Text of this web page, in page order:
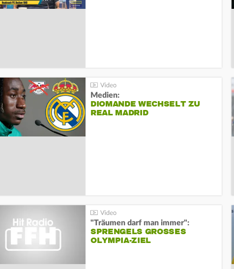
Medien:
DIOMANDE WECHSELT ZU
REAL MADRID
"Träumen darf man immer":
SPRENGELS GROSSES O
LYMPIA-ZIEL